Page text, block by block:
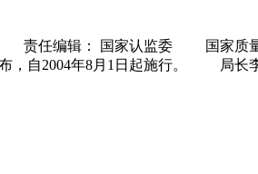
： 责任编辑： 国家认监委 国家
公布，自2004年8月1日起施行